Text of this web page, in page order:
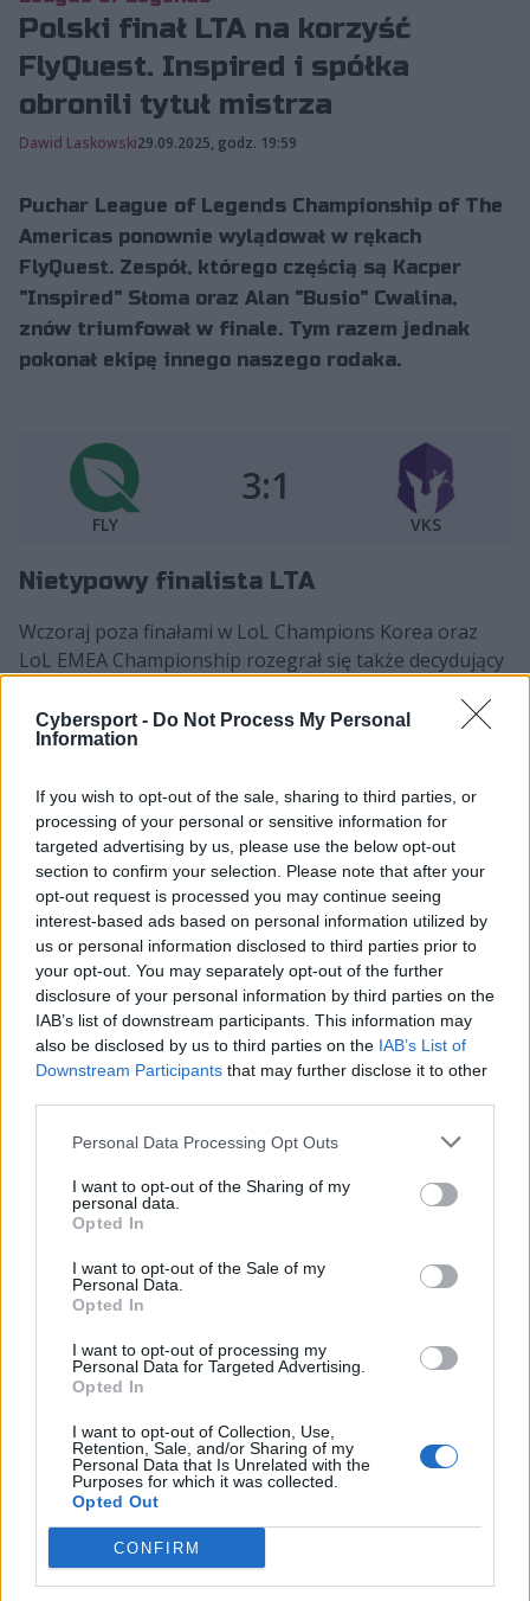
Cybersport - Do Not Process My Personal
Information
If you wish to opt-out of the sale, sharing to third parties, or
processing of your personal or sensitive information for
targeted advertising by us, please use the below opt-out
section to confirm your selection. Please note that after your
opt-out request is processed you may continue seeing
interest-based ads based on personal information utilized by
us or personal information disclosed to third parties prior to
your opt-out. You may separately opt-out of the further
disclosure of your personal information by third parties on the
IAB’s list of downstream participants. This information may
also be disclosed by us to third parties on the IAB’s List of
Downstream Participants that may further disclose it to other
Personal Data Processing Opt Outs
I want to opt-out of the Sharing of my
personal data.
Opted In
I want to opt-out of the Sale of my
Personal Data.
Opted In
I want to opt-out of processing my
Personal Data for Targeted Advertising.
Opted In
I want to opt-out of Collection, Use,
Retention, Sale, and/or Sharing of my
Personal Data that Is Unrelated with the
Purposes for which it was collected.
Opted Out
CONFIRM
Polski finał LTA na korzyść
FlyQuest. Inspired i spółka
obronili tytuł mistrza
Dawid Laskowski29.09.2025, godz. 19:59
Puchar League of Legends Championship of The
Americas ponownie wylądował w rękach
FlyQuest. Zespół, którego częścią są Kacper
"Inspired" Słoma oraz Alan "Busio" Cwalina,
znów triumfował w finale. Tym razem jednak
pokonał ekipę innego naszego rodaka.
FLY
3:1
VKS
Nietypowy finalista LTA
Wczoraj poza finałami w LoL Champions Korea oraz
LoL EMEA Championship rozegrał się także decydujący
niespodziewanej batalii. Jak jeszcze obecność FlyQuest
nie była niczym dziwnym, tak partycypacja Vivo Keyd
Ameryk w jeden ekosystem reprezentanci południowej
części raczej rzadko dochodzili daleko w play-offach. A
już na pewno nie do finału! Tym razem jednak było
inaczej, bo VKS dzień wcześniej pokonało 100 Thieves,
otrzymując przepustkę.
CZYTAJ TEŻ: Fnatic i kaajak dwa mecze od triumfu
w VALORANT Champions 2025!
Częścią Keyd Stars niezmiennie jest Adrian "Trymbi"
Trybus, który zresztą mocno przysłużył się w całej tej
polskich kibiców. Rzadko bowiem biało-czerwoni fani
mają szansę obejrzeć finał jakiejkolwiek ligi, gdzie po
obu stronach barykady powiewają flagi Polski. Co by
natomiast nie mówić, decydująca bitwa zapowiadała się
na niezwykle jednostronną. Jak jeszcze pokonanie
Złodziejaszków przez VKS jakkolwiek można było
spółki z brygadą Inspireda byłoby już absolutnym
ewenementem.
Finał do jednej bramki, ale VKS stać
było na jeden punkt
I rzeczonego ewenementu koniec końców nie było. Ale
po kolei. Cała seria zaczęła się od dwóch naprawdę
solidnych stompów w wykonaniu dotychczasowych